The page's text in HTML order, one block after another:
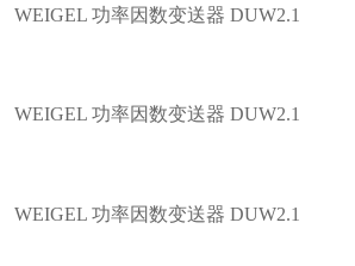
WEIGEL 功率因数变送器 DUW2.1
WEIGEL 功率因数变送器 DUW2.1
WEIGEL 功率因数变送器 DUW2.1